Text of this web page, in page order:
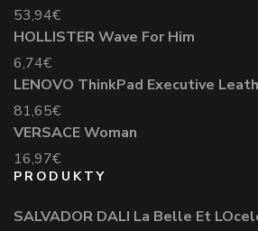
53,94€
HOLLISTER Wave For Him
6,74€
LENOVO ThinkPad Executive
81,65€
VERSACE Woman
16,97€
PRODUKTY
SALVADOR DALI La Belle Et